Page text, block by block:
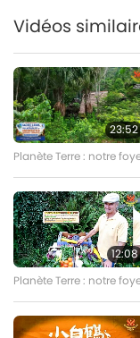
Vidéos
23:52
Planète Terre : notre
12:08
Planète Terre : notre